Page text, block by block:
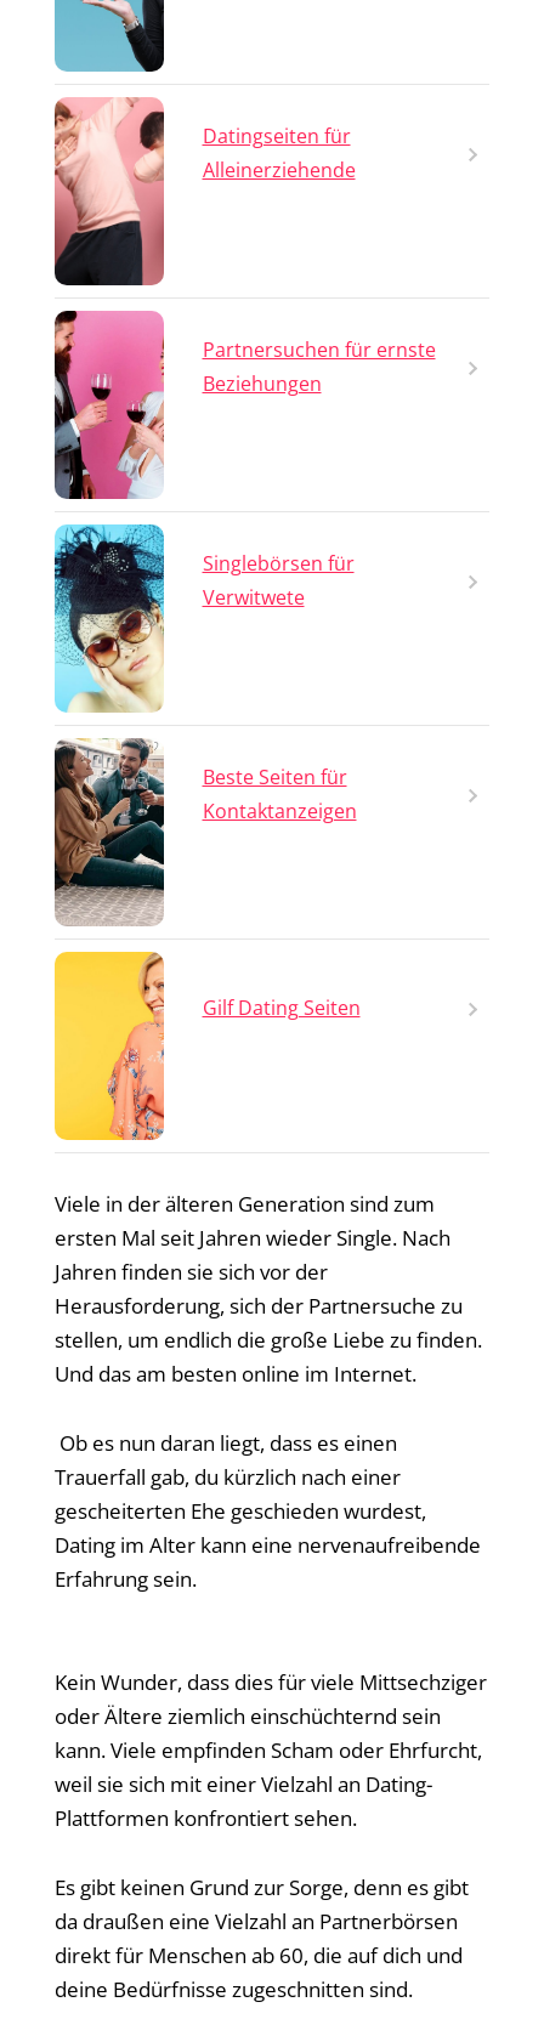
Datingseiten für
Alleinerziehende
Partnersuchen für ernste
Beziehungen
Singlebörsen für
Verwitwete
Beste Seiten für
Kontaktanzeigen
Gilf Dating Seiten
Viele in der älteren Generation sind zum
ersten Mal seit Jahren wieder Single. Nach
Jahren finden sie sich vor der
Herausforderung, sich der Partnersuche zu
stellen, um endlich die große Liebe zu finden.
Und das am besten online im Internet.
Ob es nun daran liegt, dass es einen
Trauerfall gab, du kürzlich nach einer
gescheiterten Ehe geschieden wurdest,
Dating im Alter kann eine nervenaufreibende
Erfahrung sein.
Kein Wunder, dass dies für viele Mittsechziger
oder Ältere ziemlich einschüchternd sein
kann. Viele empfinden Scham oder Ehrfurcht,
weil sie sich mit einer Vielzahl an Dating-
Plattformen konfrontiert sehen.
Es gibt keinen Grund zur Sorge, denn es gibt
da draußen eine Vielzahl an Partnerbörsen
direkt für Menschen ab 60, die auf dich und
deine Bedürfnisse zugeschnitten sind.